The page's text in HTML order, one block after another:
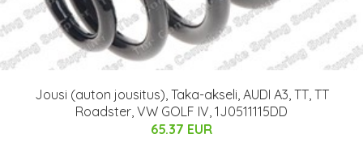
Jousi (auton jousitus), Taka-akseli, AUDI A3, TT, TT
Roadster, VW GOLF IV, 1J0511115DD
65.37 EUR